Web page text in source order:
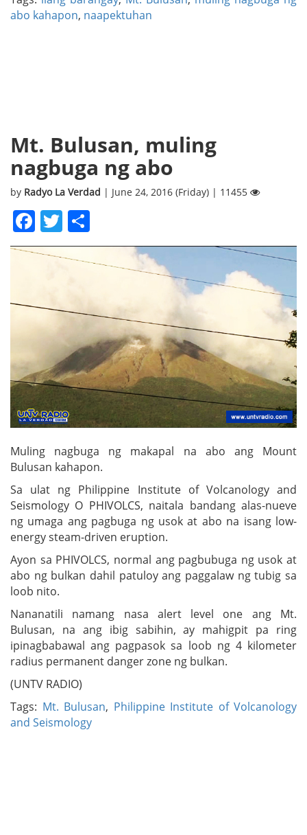
abo kahapon, naapektuhan
Mt. Bulusan, muling
nagbuga ng abo
by Radyo La Verdad | June 24, 2016 (Friday) | 11455
Facebook
Twitter
Muling nagbuga ng makapal na abo ang Mount
Bulusan kahapon.
Sa ulat ng Philippine Institute of Volcanology and
Seismology O PHIVOLCS, naitala bandang alas-nueve
ng umaga ang pagbuga ng usok at abo na isang low-
energy steam-driven eruption.
Ayon sa PHIVOLCS, normal ang pagbubuga ng usok at
abo ng bulkan dahil patuloy ang paggalaw ng tubig sa
loob nito.
Nananatili namang nasa alert level one ang Mt.
Bulusan, na ang ibig sabihin, ay mahigpit pa ring
ipinagbabawal ang pagpasok sa loob ng 4 kilometer
radius permanent danger zone ng bulkan.
(UNTV RADIO)
Tags: Mt. Bulusan, Philippine Institute of Volcanology
and Seismology